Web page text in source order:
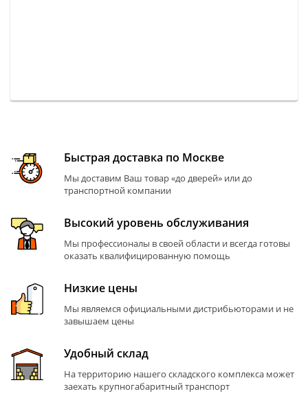
Быстрая доставка по Москве
Мы доставим Ваш товар «до дверей» или до
транспортной компании
Высокий уровень обслуживания
Мы профессионалы в своей области и всегда готовы
оказать квалифицированную помощь
Низкие цены
Мы являемся официальными дистрибьюторами и не
завышаем цены
Удобный склад
На территорию нашего складского комплекса может
заехать крупногабаритный транспорт